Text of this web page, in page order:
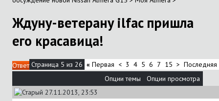
Ждуну-ветерану ilfac пришла
его красавица!
Ответ Страница 5 из 26 « Первая < 3 4 5 6 7 15 > Последняя
Опции темы
Опции просмотра
27.11.2013, 23:53